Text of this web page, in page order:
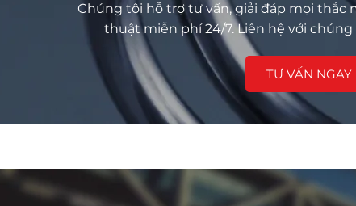
Chúng tôi hỗ trợ tư vấn, giải đáp mọi thắc
thuật miễn phí 24/7. Liên hệ với
TƯ VẤN NGAY